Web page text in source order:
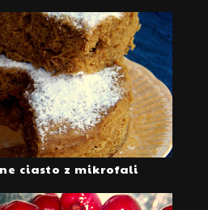
ciasto z mikrofali